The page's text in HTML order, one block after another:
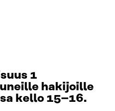
1
hakijoille
kello 15–16.